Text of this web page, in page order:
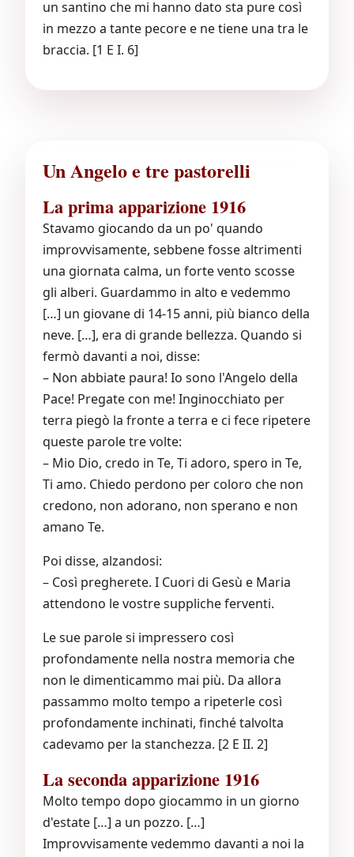
un santino che mi hanno dato sta pure così
in mezzo a tante pecore e ne tiene una tra le
braccia. [1 E I. 6]
Un Angelo e tre pastorelli
La prima apparizione 1916
Stavamo giocando da un po' quando
improvvisamente, sebbene fosse altrimenti
una giornata calma, un forte vento scosse
gli alberi. Guardammo in alto e vedemmo
[…] un giovane di 14-15 anni, più bianco della
neve. […], era di grande bellezza. Quando si
fermò davanti a noi, disse:
– Non abbiate paura! Io sono l'Angelo della
Pace! Pregate con me! Inginocchiato per
terra piegò la fronte a terra e ci fece ripetere
queste parole tre volte:
– Mio Dio, credo in Te, Ti adoro, spero in Te,
Ti amo. Chiedo perdono per coloro che non
credono, non adorano, non sperano e non
amano Te.
Poi disse, alzandosi:
– Così pregherete. I Cuori di Gesù e Maria
attendono le vostre suppliche ferventi.
Le sue parole si impressero così
profondamente nella nostra memoria che
non le dimenticammo mai più. Da allora
passammo molto tempo a ripeterle così
profondamente inchinati, finché talvolta
cadevamo per la stanchezza. [2 E II. 2]
La seconda apparizione 1916
Molto tempo dopo giocammo in un giorno
d'estate […] a un pozzo. […]
Improvvisamente vedemmo davanti a noi la